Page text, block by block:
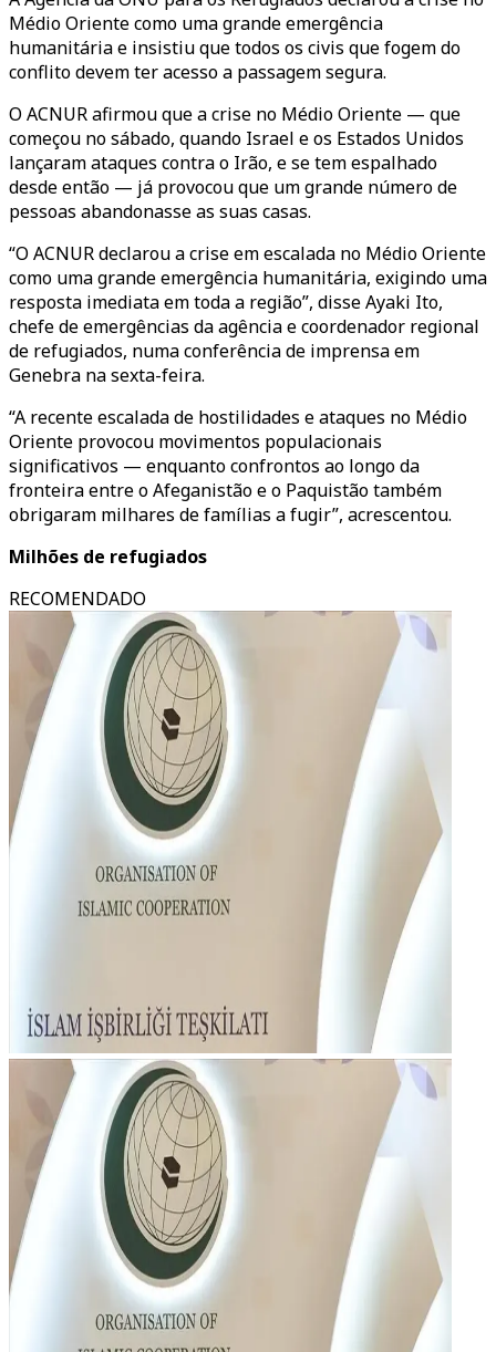
Médio Oriente como uma grande emergência
humanitária e insistiu que todos os civis que fogem do
conflito devem ter acesso a passagem segura.
O ACNUR afirmou que a crise no Médio Oriente — que
começou no sábado, quando Israel e os Estados Unidos
lançaram ataques contra o Irão, e se tem espalhado
desde então — já provocou que um grande número de
pessoas abandonasse as suas casas.
“O ACNUR declarou a crise em escalada no Médio Oriente
como uma grande emergência humanitária, exigindo uma
resposta imediata em toda a região”, disse Ayaki Ito,
chefe de emergências da agência e coordenador regional
de refugiados, numa conferência de imprensa em
Genebra na sexta-feira.
“A recente escalada de hostilidades e ataques no Médio
Oriente provocou movimentos populacionais
significativos — enquanto confrontos ao longo da
fronteira entre o Afeganistão e o Paquistão também
obrigaram milhares de famílias a fugir”, acrescentou.
Milhões de refugiados
RECOMENDADO